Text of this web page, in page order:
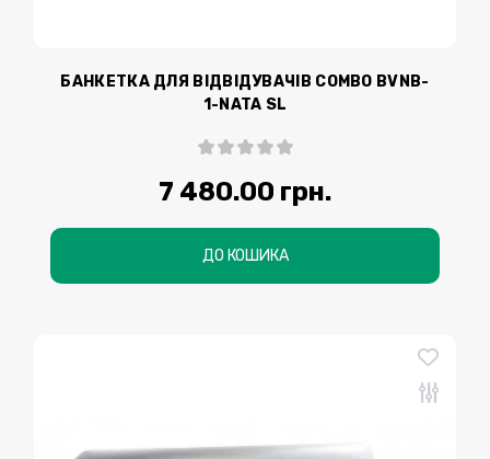
БАНКЕТКА ДЛЯ ВІДВІДУВАЧІВ COMBO BVNB-
1-NATA SL
7 480.00 грн.
ДО КОШИКА